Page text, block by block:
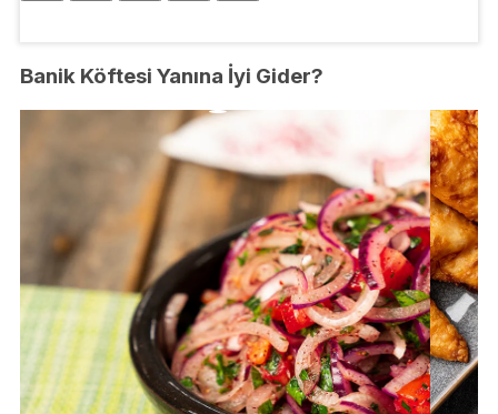
Banik Köftesi Yanına İyi Gider?